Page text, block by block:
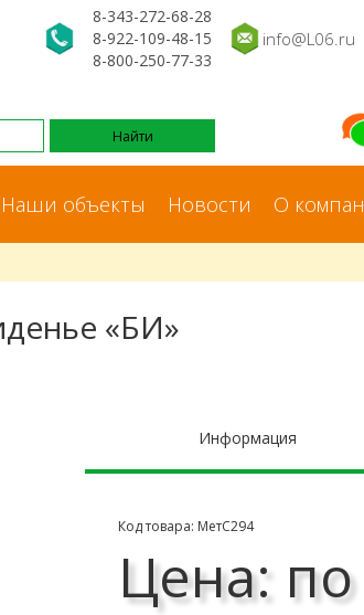
8-343-272-68-28
8-922-109-48-15
8-800-250-77-33
info@L06.ru
Наши объекты Новости О
«БИ»
Информация
Код товара: МетС294
Цена: по